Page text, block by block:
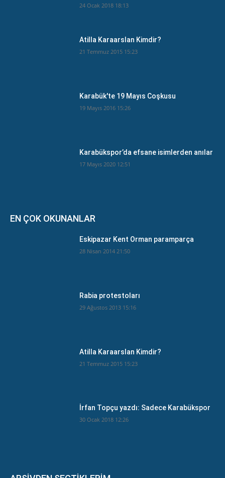
24 Ocak 2018 18:13
Atilla Karaarslan Kimdir?
21 Temmuz 2015 15:23
Karabük'te 19 Mayıs Coşkusu
19 Mayıs 2016 15:26
Karabükspor’da efsane isimlerden anılar
17 Mayıs 2020 12:51
EN ÇOK OKUNANLAR
Eskipazar Kent Orman paramparça
28 Nisan 2014 21:50
Rabia protestoları
29 Ağustos 2013 15:16
Atilla Karaarslan Kimdir?
21 Temmuz 2015 15:23
İrfan Topçu yazdı: Sadece Karabükspor
30 Ocak 2018 12:26